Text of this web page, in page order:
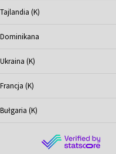
Tajlandia (K)
Dominikana
Ukraina (K)
Francja (K)
Bułgaria (K)